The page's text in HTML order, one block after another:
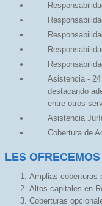
Asistencia -
destacando
entre otros
Asistencia
Cobertura de
LES
Amplias coberturas
Altos capitales en
Coberturas